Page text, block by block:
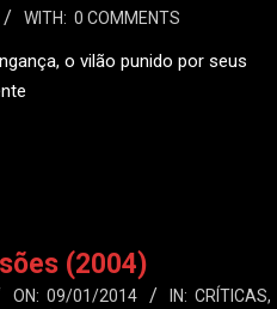
WITH: 0 COMMENTS
o vilão punido por seus
(2004)
ON: 09/01/2014 IN: CRÍTICAS,